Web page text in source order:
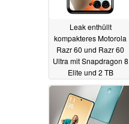
Leak enthüllt
kompakteres Motorola
Razr 60 und Razr 60
Ultra mit Snapdragon 8
Elite und 2 TB
Speicher23.03.2025